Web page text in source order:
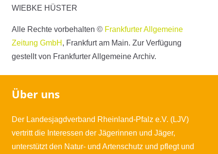
WIEBKE HÜSTER
Alle Rechte vorbehalten © Frankfurter Allgemeine
Zeitung GmbH , Frankfurt am Main. Zur Verfügung
gestellt von Frankfurter Allgemeine Archiv.
Über uns
Der Landesjagdverband Rheinland-Pfalz e.V. (LJV)
vertritt die Interessen der Jägerinnen und Jäger,
unterstützt den Natur- und Artenschutz und pflegt und